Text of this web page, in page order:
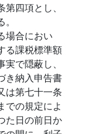
四項とし、
場合におい
る課税標準額
で隠蔽し、
き納入申告書
は第七十一条
での規定によ
た日の前日か